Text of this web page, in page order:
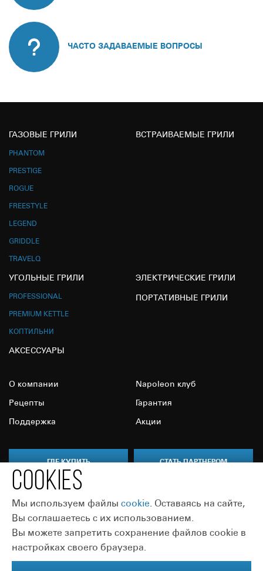
ЧАСТО ЗАДАВАЕМЫЕ ВОПРОСЫ
ГАЗОВЫЕ ГРИЛИ
PHANTOM
PRESTIGE
ROGUE
FREESTYLE
LEGEND
GRIDDLE
TRAVELQ
ВСТРАИВАЕМЫЕ ГРИЛИ
УГОЛЬНЫЕ ГРИЛИ
PROFESSIONAL
PREMIUM KETTLE
КОПТИЛЬНИ
ЭЛЕКТРИЧЕСКИЕ ГРИЛИ
ПОРТАТИВНЫЕ ГРИЛИ
АКСЕССУАРЫ
О компании Napoleon клуб
Рецепты Гарантия
Поддержка Акции
ГДЕ КУПИТЬ СТАТЬ ПАРТНЕРОМ
Присоединяйтесь:
COOKIES
Мы используем файлы сookie. Оставаясь на сайте,
Вы соглашаетесь с их использованием.
Вы можете запретить сохранение файлов cookie в
настройках своего браузера.